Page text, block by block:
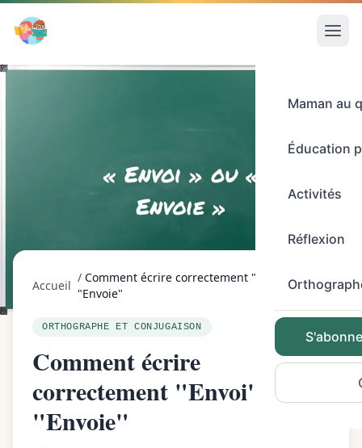
Maman au
Éducation
Activités
Réflexion
Accueil
/ Comment écrire correctement "Envoi" ou
"Envoie"
ORTHOGRAPHE ET CONJUGAISON
Comment écrire
correctement "Envoi" ou
"Envoie"